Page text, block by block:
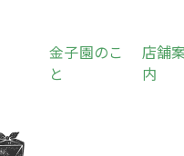
金子園のこ
と
店舗
内